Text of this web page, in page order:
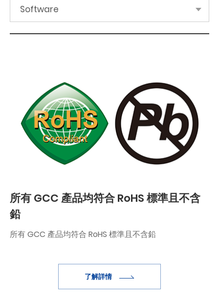
Software
所有 GCC 產品均符合 RoHS 標準且不含
鉛
所有 GCC 產品均符合 RoHS 標準且不含鉛
了解詳情